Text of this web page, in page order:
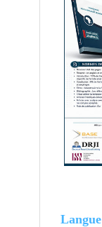
Langue